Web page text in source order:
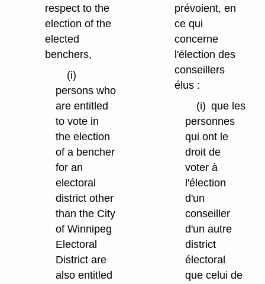
respect to the
election of the
elected
benchers,
(i)
persons who
are entitled
to vote in
the election
of a bencher
for an
electoral
district other
than the City
of Winnipeg
Electoral
District are
also entitled
prévoient, en
ce qui
concerne
l'élection des
conseillers
élus :
(i) que les
personnes
qui ont le
droit de
voter à
l'élection
d'un
conseiller
d'un autre
district
électoral
que celui de